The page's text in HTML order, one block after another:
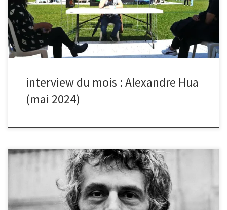
nombre de street arts. Sur cette photo, c’est justement à travers
une oeuvre de miroir brisé que j’ai pris le portrait.
Malheureusement, ce n’est pas celle que le groupe a retenu pour
leur single mais elle reste ma préférée […]
interview du mois : Alexandre Hua
(mai 2024)
En décembre, l’image de Nicolas Quinette parmi la sélection des
photos exposées à la médiathèque Pablo Neruda à Malakoff a été
élue photo du mois. Bonjour Nicolas, quelle est l’histoire de ta
photo et où a-t-elle été prise ? Cette photo a été prise au Caire, à